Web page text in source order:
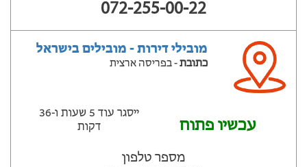
072-255-00-22
מובילי דירות - מובילים בישראל
כתובת- בפריסה ארצית
עכשיו פתוח
ייסגר עוד 5 שעות ‫ו-36
דקות
מספר טלפון